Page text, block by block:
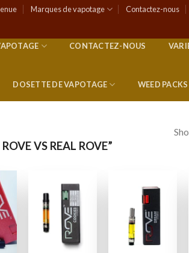
Marques de vapotage Contactez-nous
CONTACTEZ-NOUS
DOSETTE DE VAPOTAGE WEED PACKS
VS REAL ROVE”
Add to
wishlist
Add to
wishlist